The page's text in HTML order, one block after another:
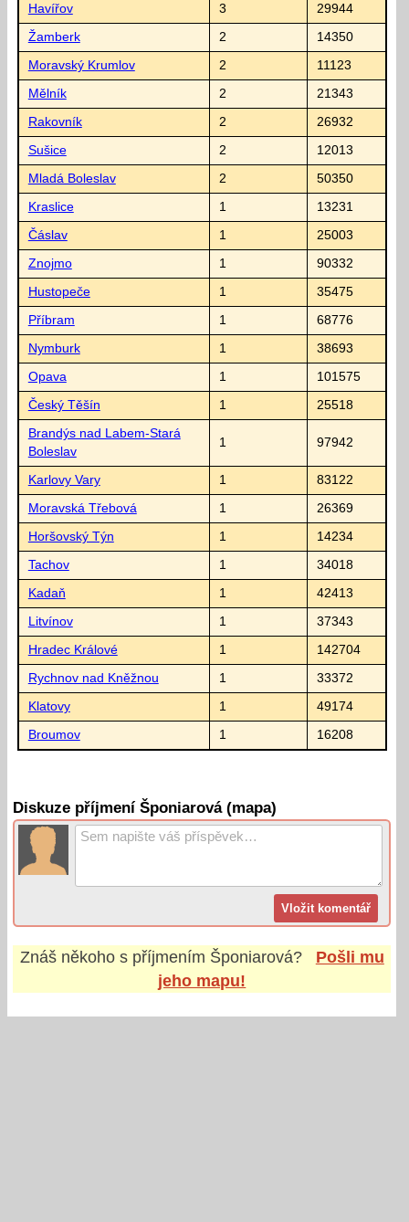
Havířov 3 29944
Žamberk 2 14350
Moravský Krumlov 2 11123
Mělník 2 21343
Rakovník 2 26932
Sušice 2 12013
Mladá Boleslav 2 50350
Kraslice 1 13231
Čáslav 1 25003
Znojmo 1 90332
Hustopeče 1 35475
Příbram 1 68776
Nymburk 1 38693
Opava 1 101575
Český Těšín 1 25518
Brandýs nad Labem-Stará
Boleslav
1 97942
Karlovy Vary 1 83122
Moravská Třebová 1 26369
Horšovský Týn 1 14234
Tachov 1 34018
Kadaň 1 42413
Litvínov 1 37343
Hradec Králové 1 142704
Rychnov nad Kněžnou 1 33372
Klatovy 1 49174
Broumov 1 16208
Diskuze příjmení Šponiarová (mapa)
Znáš někoho s příjmením Šponiarová?
Pošli mu
jeho mapu!